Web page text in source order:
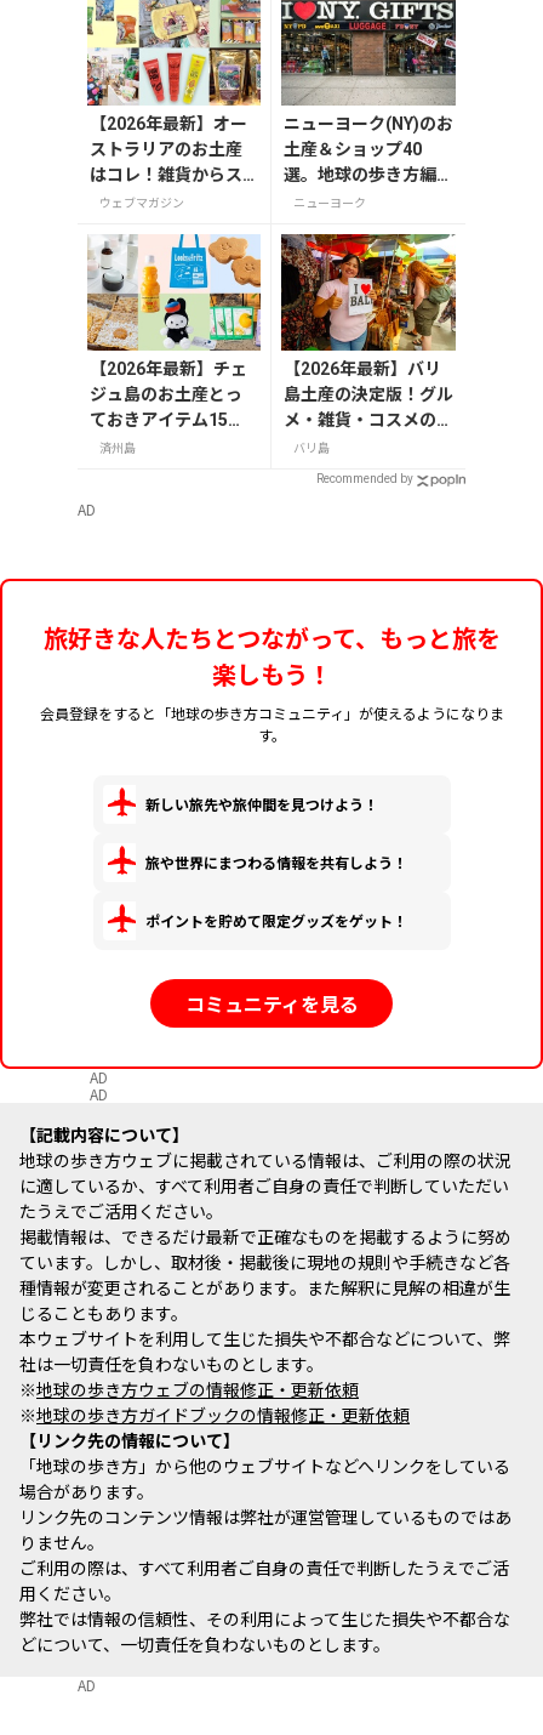
介
【2026年最新】オー
ストラリアのお土産
はコレ！雑貨からス
ーパーでも買えるグ
ウェブマガジン
ニューヨーク(NY)のお
土産＆ショップ40
選。地球の歩き方編集
者セレクト！
ニューヨーク
【2026年最新】チェ
ジュ島のお土産とっ
ておきアイテム15
選！お菓子やかわい
済州島
【2026年最新】バリ
島土産の決定版！グル
メ・雑貨・コスメのお
すすめ20選
バリ島
Recommended by
AD
旅好きな人たちとつながって、もっと旅を
楽しもう！
会員登録をすると「地球の歩き方コミュニティ」が使えるようになりま
す。
新しい旅先や旅仲間を見つけよう！
旅や世界にまつわる情報を共有しよう！
ポイントを貯めて限定グッズをゲット！
コミュニティを見る
AD
AD
記載内容について
地球の歩き方ウェブに掲載されている情報は、ご利用の際の状況
に適しているか、すべて利用者ご自身の責任で判断していただい
たうえでご活用ください。
掲載情報は、できるだけ最新で正確なものを掲載するように努め
ています。しかし、取材後・掲載後に現地の規則や手続きなど各
種情報が変更されることがあります。また解釈に見解の相違が生
じることもあります。
本ウェブサイトを利用して生じた損失や不都合などについて、弊
社は一切責任を負わないものとします。
※地球の歩き方ウェブの情報修正・更新依頼
※地球の歩き方ガイドブックの情報修正・更新依頼
リンク先の情報について
「地球の歩き方」から他のウェブサイトなどへリンクをしている
場合があります。
リンク先のコンテンツ情報は弊社が運営管理しているものではあ
りません。
ご利用の際は、すべて利用者ご自身の責任で判断したうえでご活
用ください。
弊社では情報の信頼性、その利用によって生じた損失や不都合な
どについて、一切責任を負わないものとします。
AD